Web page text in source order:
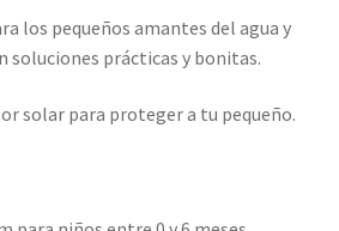
los pequeños amantes del agua y
soluciones prácticas y bonitas.
solar para proteger a tu pequeño.